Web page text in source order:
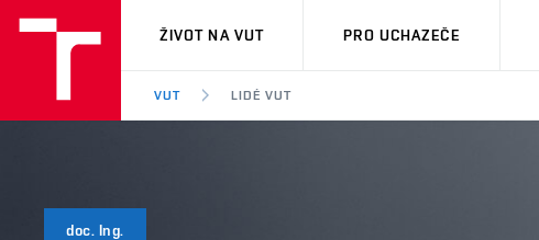
VUT
ŽIVOT NA VUT PRO UCHAZEČE
VUT LIDÉ VUT
doc. Ing.